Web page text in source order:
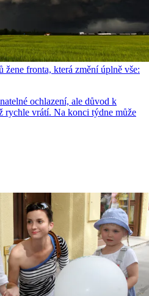
žene fronta, která změní úplně vše:
ochlazení, ale důvod k
rychle vrátí. Na konci týdne může